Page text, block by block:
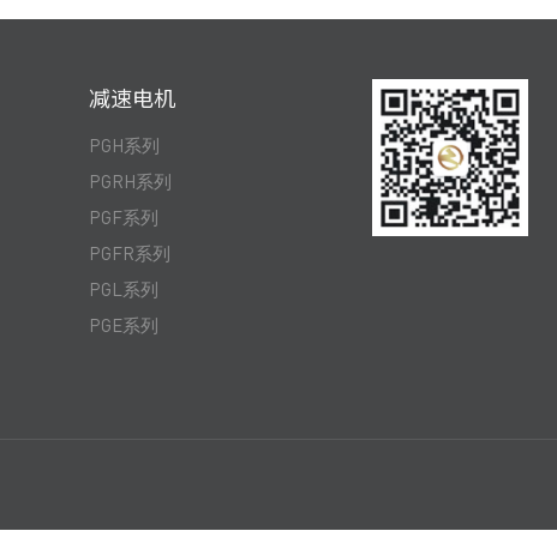
减速电机
PGH系列
PGRH系列
PGF系列
PGFR系列
PGL系列
PGE系列